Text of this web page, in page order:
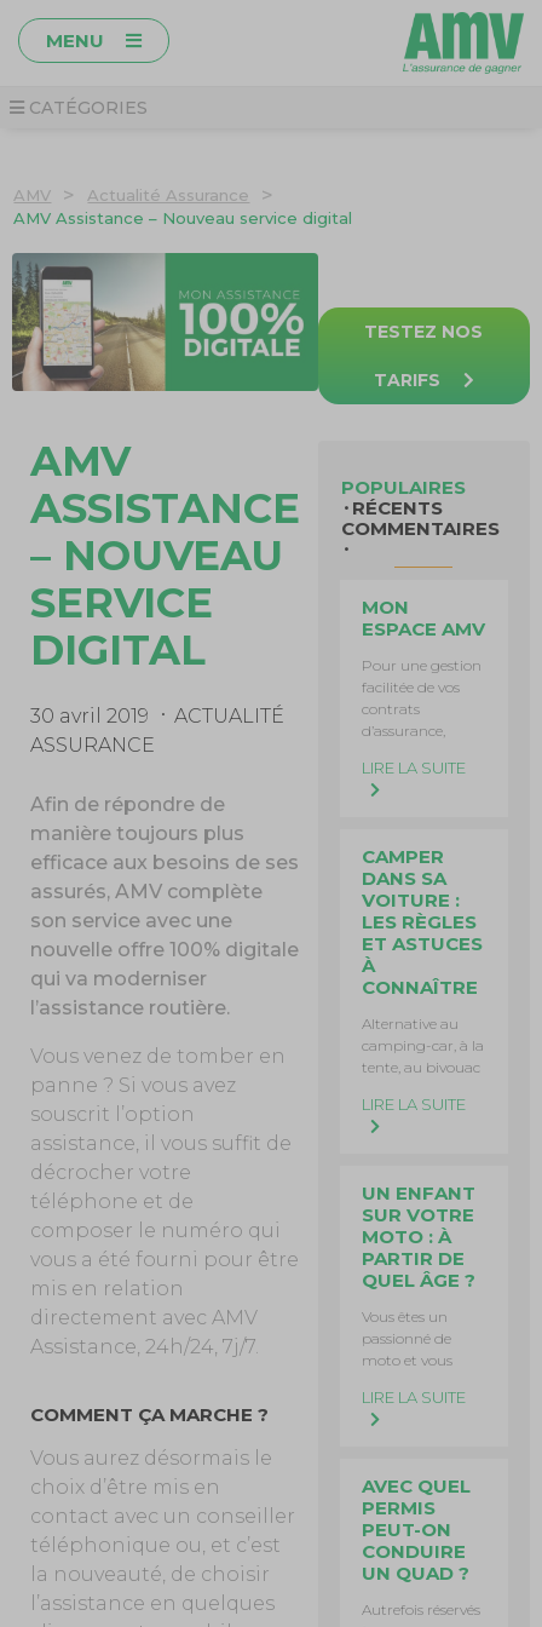
MENU
CATÉGORIES
AMV > Actualité Assurance >
AMV Assistance – Nouveau service digital
AMV
ASSISTANCE
– NOUVEAU
SERVICE
DIGITAL
30 avril 2019
ACTUALITÉ
ASSURANCE
Afin de répondre de
manière toujours plus
efficace aux besoins de ses
assurés, AMV complète
son service avec une
nouvelle offre 100% digitale
qui va moderniser
l’assistance routière.
Vous venez de tomber en
panne ? Si vous avez
souscrit l’option
assistance, il vous suffit de
décrocher votre
téléphone et de
composer le numéro qui
vous a été fourni pour être
mis en relation
directement avec AMV
Assistance, 24h/24, 7j/7.
COMMENT ÇA MARCHE ?
Vous aurez désormais le
choix d’être mis en
contact avec un conseiller
téléphonique ou, et c’est
la nouveauté, de choisir
l’assistance en quelques
TESTEZ NOS
TARIFS
POPULAIRES
RÉCENTS
COMMENTAIRES
MON
ESPACE AMV
Pour une gestion
facilitée de vos
contrats
d’assurance,
LIRE LA SUITE
CAMPER
DANS SA
VOITURE :
LES RÈGLES
ET ASTUCES
À
CONNAÎTRE
Alternative au
camping-car, à la
tente, au bivouac
LIRE LA SUITE
UN ENFANT
SUR VOTRE
MOTO : À
PARTIR DE
QUEL ÂGE ?
Vous êtes un
passionné de
moto et vous
LIRE LA SUITE
AVEC QUEL
PERMIS
PEUT-ON
CONDUIRE
UN QUAD ?
Autrefois réservés